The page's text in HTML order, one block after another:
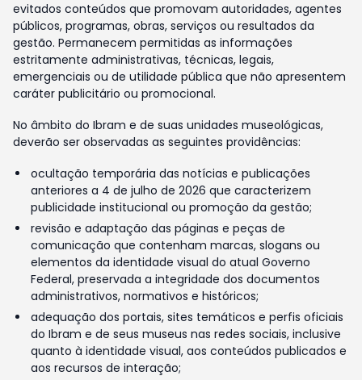
evitados conteúdos que promovam autoridades, agentes
públicos, programas, obras, serviços ou resultados da
gestão. Permanecem permitidas as informações
estritamente administrativas, técnicas, legais,
emergenciais ou de utilidade pública que não apresentem
caráter publicitário ou promocional.
No âmbito do Ibram e de suas unidades museológicas,
deverão ser observadas as seguintes providências:
ocultação temporária das notícias e publicações
anteriores a 4 de julho de 2026 que caracterizem
publicidade institucional ou promoção da gestão;
revisão e adaptação das páginas e peças de
comunicação que contenham marcas, slogans ou
elementos da identidade visual do atual Governo
Federal, preservada a integridade dos documentos
administrativos, normativos e históricos;
adequação dos portais, sites temáticos e perfis oficiais
do Ibram e de seus museus nas redes sociais, inclusive
quanto à identidade visual, aos conteúdos publicados e
aos recursos de interação;